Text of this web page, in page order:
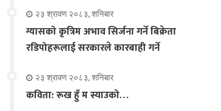
२३ श्रावण २०८३, शनिबार
ग्यासको कृत्रिम अभाव सिर्जना गर्ने बिक्रेता
रडिपोहरूलाई सरकारले कारबाही गर्ने
२३ श्रावण २०८३, शनिबार
कविता: रूख हुँ म स्याउको…